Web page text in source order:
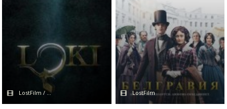
LostFilm / Сериалы 2021 / Disney+ LostFilm